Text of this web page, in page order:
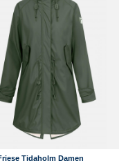
Tidaholm Damen